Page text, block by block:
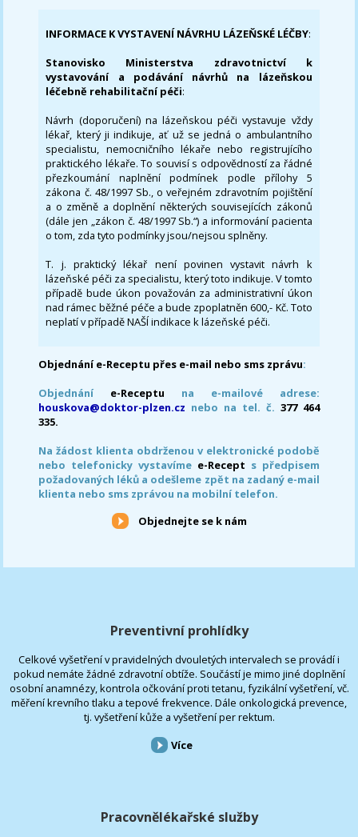
INFORMACE K VYSTAVENÍ NÁVRHU LÁZEŇSKÉ LÉČBY:
Stanovisko Ministerstva zdravotnictví k
vystavování a podávání návrhů na lázeňskou
léčebně rehabilitační péči:
Návrh (doporučení) na lázeňskou péči vystavuje vždy
lékař, který ji indikuje, ať už se jedná o ambulantního
specialistu, nemocničního lékaře nebo registrujícího
praktického lékaře. To souvisí s odpovědností za řádné
přezkoumání naplnění podmínek podle přílohy 5
zákona č. 48/1997 Sb., o veřejném zdravotním pojištění
a o změně a doplnění některých souvisejících zákonů
(dále jen „zákon č. 48/1997 Sb.“) a informování pacienta
o tom, zda tyto podmínky jsou/nejsou splněny.
T. j. praktický lékař není povinen vystavit návrh k
lázeňské péči za specialistu, který toto indikuje. V tomto
případě bude úkon považován za administrativní úkon
nad rámec běžné péče a bude zpoplatněn 600,- Kč. Toto
neplatí v případě NAŠÍ indikace k lázeňské péči.
Objednání e-Receptu přes e-mail nebo sms zprávu:
Objednání e-Receptu na e-mailové adrese:
houskova@doktor-plzen.cz nebo na tel. č. 377 464
335.
Na žádost klienta obdrženou v elektronické podobě
nebo telefonicky vystavíme e-Recept s předpisem
požadovaných léků a odešleme zpět na zadaný e-mail
klienta nebo sms zprávou na mobilní telefon.
Objednejte se k nám
Preventivní prohlídky
Celkové vyšetření v pravidelných dvouletých intervalech se provádí i
pokud nemáte žádné zdravotní obtíže. Součástí je mimo jiné doplnění
osobní anamnézy, kontrola očkování proti tetanu, fyzikální vyšetření, vč.
měření krevního tlaku a tepové frekvence. Dále onkologická prevence,
tj. vyšetření kůže a vyšetření per rektum.
Více
Pracovnělékařské služby